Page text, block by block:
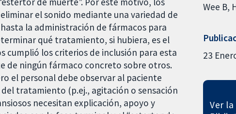
el sonido mediante una variedad de
la administración de fármacos para
qué tratamiento, si hubiera, es el
cumplió los criterios de inclusión para esta
de ningún fármaco concreto sobre otros.
el personal debe observar al paciente
tratamiento (p.ej., agitación o sensación
necesitan explicación, apoyo y
Wee B
23
Ver